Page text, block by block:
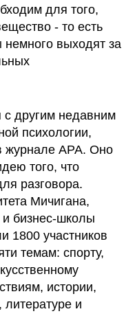
для того,
- то есть
немного выходят за
другим недавним
психологии,
журнале APA. Оно
того, что
разговора.
Мичигана,
и бизнес-школы
1800 участников
темам: спорту,
истории,
и